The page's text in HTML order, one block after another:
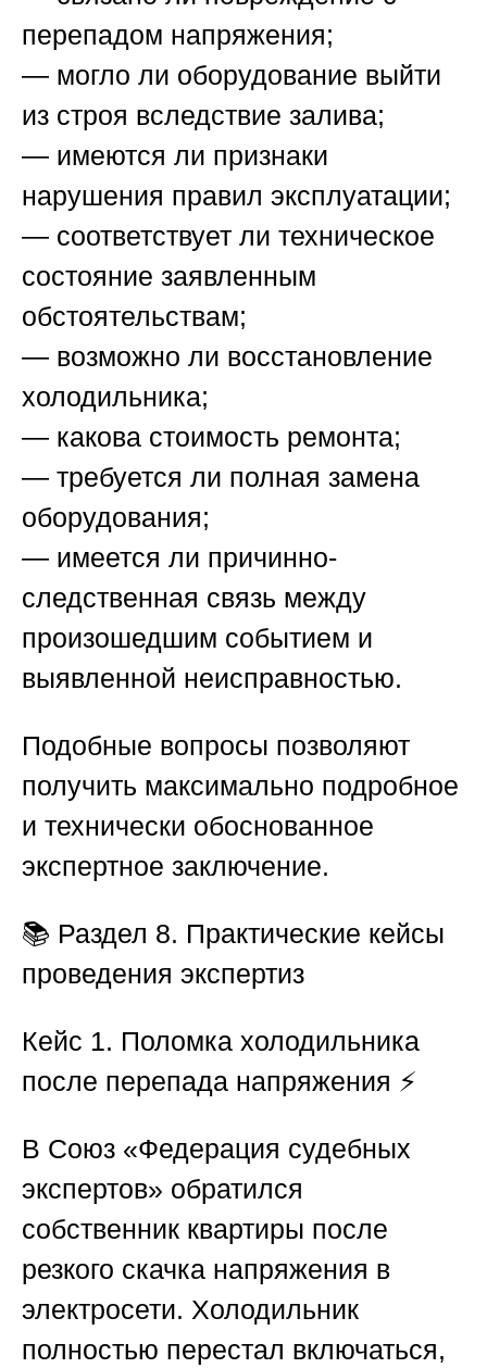
перепадом напряжения;
— могло ли оборудование выйти
из строя вследствие залива;
— имеются ли признаки
нарушения правил эксплуатации;
— соответствует ли техническое
состояние заявленным
обстоятельствам;
— возможно ли восстановление
холодильника;
— какова стоимость ремонта;
— требуется ли полная замена
оборудования;
— имеется ли причинно-
следственная связь между
произошедшим событием и
выявленной неисправностью.
Подобные вопросы позволяют
получить максимально подробное
и технически обоснованное
экспертное заключение.
📚 Раздел 8. Практические кейсы
проведения экспертиз
Кейс 1. Поломка холодильника
после перепада напряжения ⚡
В Союз «Федерация судебных
экспертов» обратился
собственник квартиры после
резкого скачка напряжения в
электросети. Холодильник
полностью перестал включаться,